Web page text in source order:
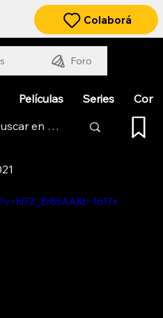
Foro
Colaborá
Películas Series